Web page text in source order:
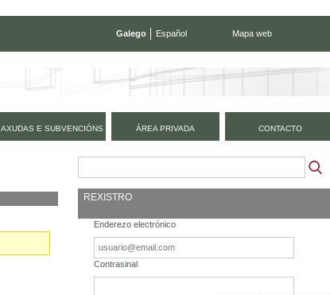
Galego Español Mapa web
AXUDAS E SUBVENCIÓNS ÁREA PRIVADA CONTACTO
REXISTRO
Enderezo electrónico
Contrasinal